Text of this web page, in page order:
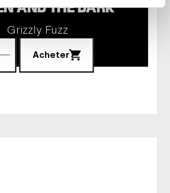
AND THE DARK
Grizzly Fuzz
Acheter